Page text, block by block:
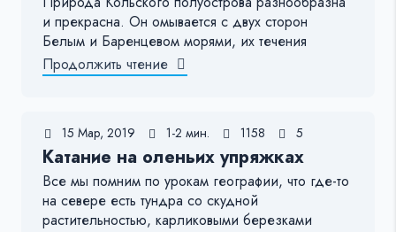
и прекрасна. Он омывается с двух сторон
Белым и Баренцевом морями, их течения
Продолжить чтение
15 Мар, 2019 1-2 мин. 1158 5
Катание на оленьих упряжках
Все мы помним по урокам географии, что где-то
на севере есть тундра со скудной
растительностью, карликовыми березками